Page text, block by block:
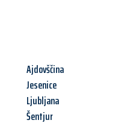
Ajdovščina
Jesenice
Ljubljana
Šentjur